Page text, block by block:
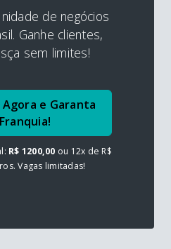
de negócios
Ganhe clientes,
sem limites!
e Garanta
R$ 1200,00 ou 12x de R$
Vagas limitadas!